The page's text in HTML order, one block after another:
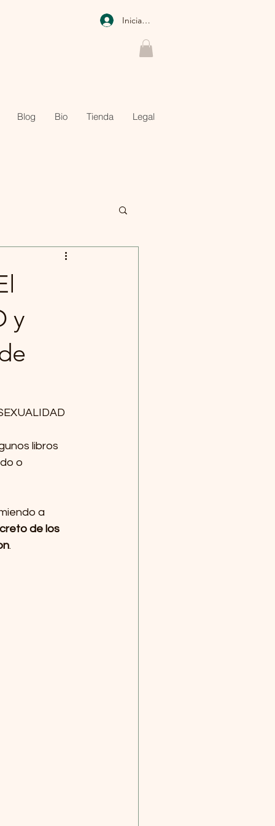
Blog Bio Tienda Legal
Iniciar sesión
y
libros
o
a
de los
.